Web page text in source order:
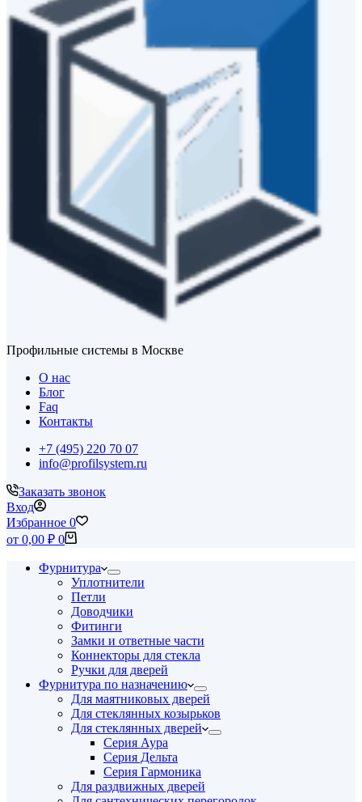
Профильные системы в Москве
О нас
Блог
Faq
Контакты
+7 (495) 220 70 07
info@profilsystem.ru
Заказать звонок
Вход
Избранное 0
Корзина
от 0,00 ₽ 0
Фурнитура
Уплотнители
Петли
Доводчики
Фитинги
Замки и ответные части
Коннекторы для стекла
Ручки для дверей
Фурнитура по назначению
Для маятниковых дверей
Для стеклянных козырьков
Для стеклянных дверей
Серия Аура
Серия Дельта
Серия Гармоника
Для раздвижных дверей